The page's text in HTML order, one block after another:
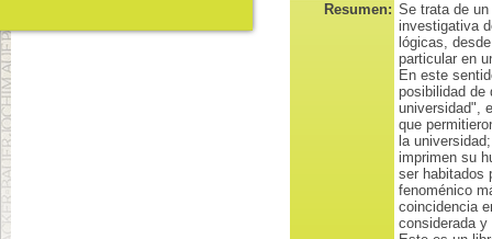
Resumen: Se trata de
investigativa
lógicas,
particular en
En este
posibilidad de
universidad",
que
la
imprimen su
ser habitados
fenoménico
coincidencia
considerada